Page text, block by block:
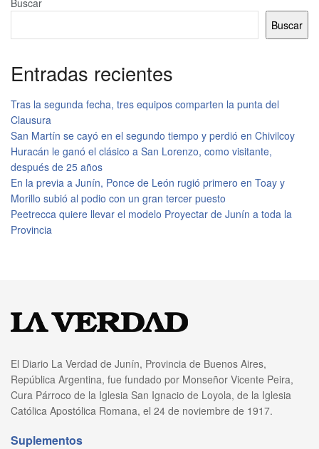
Buscar
Buscar
Entradas recientes
Tras la segunda fecha, tres equipos comparten la punta del
Clausura
San Martín se cayó en el segundo tiempo y perdió en Chivilcoy
Huracán le ganó el clásico a San Lorenzo, como visitante,
después de 25 años
En la previa a Junín, Ponce de León rugió primero en Toay y
Morillo subió al podio con un gran tercer puesto
Peetrecca quiere llevar el modelo Proyectar de Junín a toda la
Provincia
El Diario La Verdad de Junín, Provincia de Buenos Aires,
República Argentina, fue fundado por Monseñor Vicente Peira,
Cura Párroco de la Iglesia San Ignacio de Loyola, de la Iglesia
Católica Apostólica Romana, el 24 de noviembre de 1917.
Suplementos